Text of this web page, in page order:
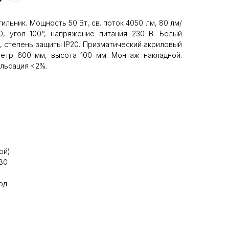
Мощность 50 Вт, св. поток 4050 лм, 80 лм/
угол 100°, напряжение питания 230 В. Белый
защиты IP20. Призматический акриловый
600 мм, высота 100 мм. Монтаж накладной.
<2%.